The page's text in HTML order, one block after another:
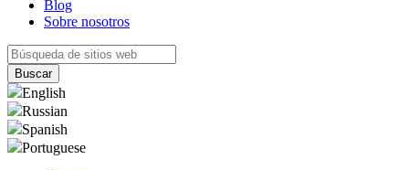
Blog
Sobre nosotros
English
Russian
Spanish
Portuguese